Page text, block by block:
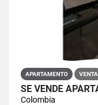
APARTAMENTO VENTA
Colombia